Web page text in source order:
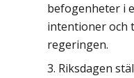
befogenheter i
intentioner och
regeringen.
Riksdagen